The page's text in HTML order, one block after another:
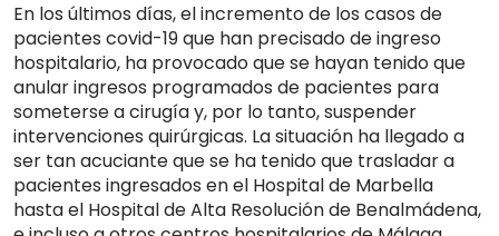
En los últimos días, el incremento de los casos de
pacientes covid-19 que han precisado de ingreso
hospitalario, ha provocado que se hayan tenido que
anular ingresos programados de pacientes para
someterse a cirugía y, por lo tanto, suspender
intervenciones quirúrgicas. La situación ha llegado a
ser tan acuciante que se ha tenido que trasladar a
pacientes ingresados en el Hospital de Marbella
hasta el Hospital de Alta Resolución de Benalmádena,